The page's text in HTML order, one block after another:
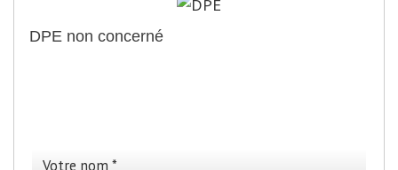
DPE non concerné